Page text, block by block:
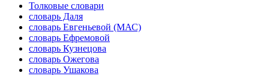
Толковые словари
словарь Даля
словарь Евгеньевой (МАС)
словарь Ефремовой
словарь Кузнецова
словарь Ожегова
словарь Ушакова